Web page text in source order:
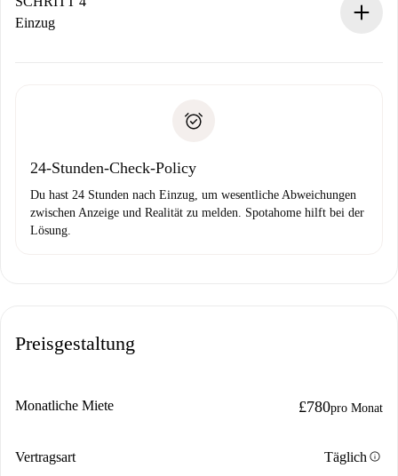
Wenn der Vermieter ablehnen muss, entstehen keine
Einzug
24-Stunden-Check-Policy
Du hast 24 Stunden nach Einzug, um wesentliche Abweichungen
zwischen Anzeige und Realität zu melden. Spotahome hilft bei der
Lösung.
Preisgestaltung
Monatliche Miete £780pro Monat
Vertragsart Täglich info